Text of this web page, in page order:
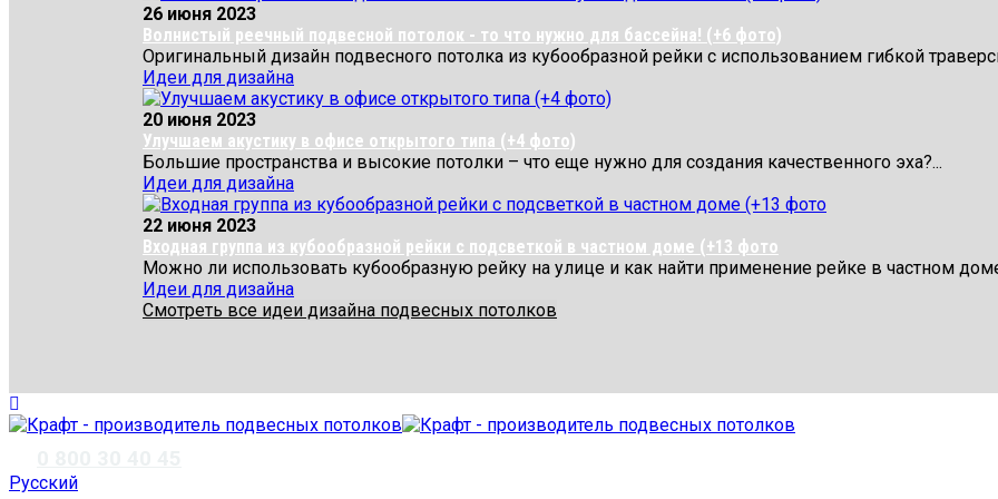
26 июня 2023
Волнистый реечный подвесной потолок - то что нужно для бассейна! (+6 фото)
Оригинальный дизайн подвесного потолка из кубообразной рейки с использованием гибкой
Идеи для дизайна
20 июня 2023
Улучшаем акустику в офисе открытого типа (+4 фото)
Большие пространства и высокие потолки – что еще нужно для создания качественного эха?...
Идеи для дизайна
22 июня 2023
Входная группа из кубообразной рейки с подсветкой в частном доме (+13 фото
Можно ли использовать кубообразную рейку на улице и как найти применение рейке в частном
Идеи для дизайна
Смотреть все идеи дизайна подвесных потолков
Русский